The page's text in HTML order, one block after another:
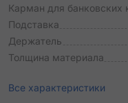
Карман для банковских
Подставка
Держатель
Толщина материала
Все характеристики